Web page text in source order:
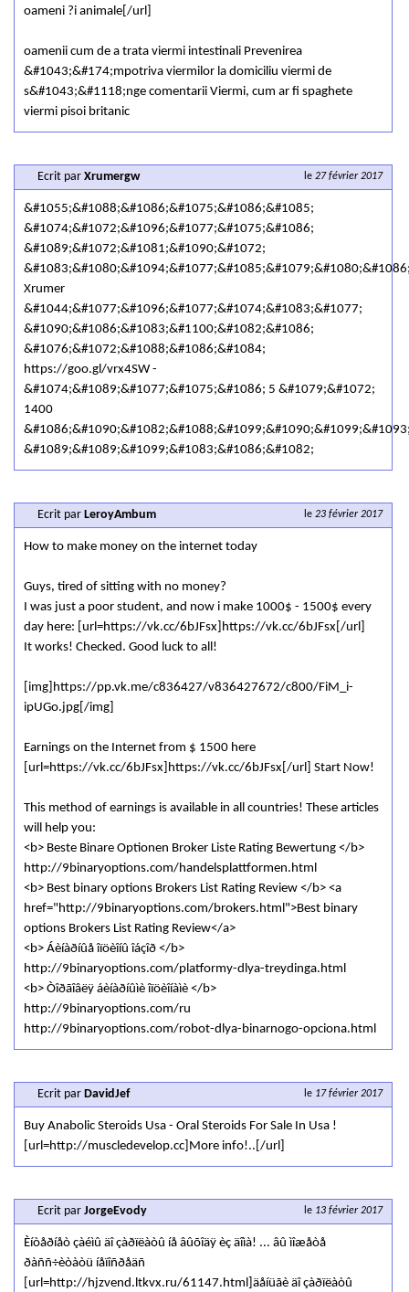
oameni ?i animale[/url]
oamenii cum de a trata viermi intestinali Prevenirea
&#1043;&#174;mpotriva viermilor la domiciliu viermi de
s&#1043;&#1118;nge comentarii Viermi, cum ar fi spaghete
viermi pisoi britanic
le 27 février 2017
Ecrit par Xrumergw
&#1055;&#1088;&#1086;&#1075;&#1086;&#1085;
&#1074;&#1072;&#1096;&#1077;&#1075;&#1086;
&#1089;&#1072;&#1081;&#1090;&#1072;
Xrumer
&#1044;&#1077;&#1096;&#1077;&#1074;&#1083;&#1077;
&#1090;&#1086;&#1083;&#1100;&#1082;&#1086;
&#1076;&#1072;&#1088;&#1086;&#1084;
https://goo.gl/vrx4SW -
&#1074;&#1089;&#1077;&#1075;&#1086; 5 &#1079;&#1072;
1400
&#1089;&#1089;&#1099;&#1083;&#1086;&#1082;
le 23 février 2017
Ecrit par LeroyAmbum
How to make money on the internet today
Guys, tired of sitting with no money?
I was just a poor student, and now i make 1000$ - 1500$ every
day here: [url=https://vk.cc/6bJFsx]https://vk.cc/6bJFsx[/url]
It works! Checked. Good luck to all!
[img]https://pp.vk.me/c836427/v836427672/c800/FiM_i-
ipUGo.jpg[/img]
Earnings on the Internet from $ 1500 here
[url=https://vk.cc/6bJFsx]https://vk.cc/6bJFsx[/url] Start Now!
This method of earnings is available in all countries! These articles
will help you:
<b> Beste Binare Optionen Broker Liste Rating Bewertung </b>
http://9binaryoptions.com/handelsplattformen.html
<b> Best binary options Brokers List Rating Review </b> <a
href="http://9binaryoptions.com/brokers.html">Best binary
options Brokers List Rating Review</a>
<b> Áèíàðíûå îïöèîíû îáçîð </b>
http://9binaryoptions.com/platformy-dlya-treydinga.html
<b> Òîðãîâëÿ áèíàðíûìè îïöèîíàìè </b>
http://9binaryoptions.com/ru
http://9binaryoptions.com/robot-dlya-binarnogo-opciona.html
le 17 février 2017
Ecrit par DavidJef
Buy Anabolic Steroids Usa - Oral Steroids For Sale In Usa !
[url=http://muscledevelop.cc]More info!..[/url]
le 13 février 2017
Ecrit par JorgeEvody
Èíòåðíåò çàéìû äî çàðïëàòû íå âûõîäÿ èç äîìà! ... âû ìîæåòå
ðàññ÷èòàòü íåïîñðåäñ
[url=http://hjzvend.ltkvx.ru/61147.html]äåíüãè äî çàðïëàòû